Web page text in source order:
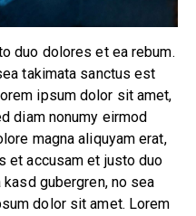
duo dolores et ea rebum.
takimata sanctus est
ipsum dolor sit amet,
diam nonumy eirmod
magna aliquyam erat,
et accusam et justo duo
gubergren, no sea
dolor sit amet. Lorem